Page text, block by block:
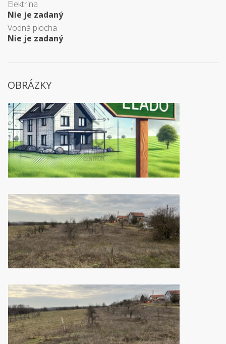
Elektrina
Nie je zadaný
Vodná plocha
Nie je zadaný
OBRÁZKY